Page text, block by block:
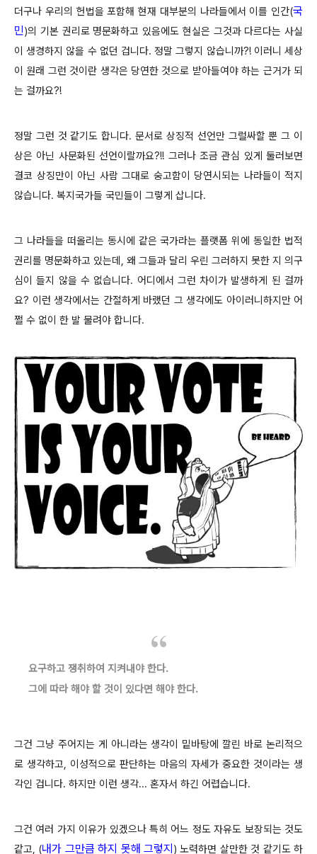
더구나 우리의 헌법을 포함해 현재 대부분의 나라들에서 이를 인간(국
민)의 기본 권리로 명문화하고 있음에도 현실은 그것과 다르다는 사실
이 생경하지 않을 수 없던 겁니다. 정말 그렇지 않습니까?! 이러니 세상
이 원래 그런 것이란 생각은 당연한 것으로 받아들여야 하는 근거가 되
는 걸까요?!
정말 그런 것 같기도 합니다. 문서로 상징적 선언만 그럴싸할 뿐 그 이
상은 아닌 사문화된 선언이랄까요?!! 그러나 조금 관심 있게 둘러보면
결코 상징만이 아닌 사람 그대로 숭고함이 당연시되는 나라들이 적지
않습니다. 복지국가들 국민들이 그렇게 삽니다.
그 나라들을 떠올리는 동시에 같은 국가라는 플랫폼 위에 동일한 법적
권리를 명문화하고 있는데, 왜 그들과 달리 우린 그러하지 못한 지 의구
심이 들지 않을 수 없습니다. 어디에서 그런 차이가 발생하게 된 걸까
요? 이런 생각에서는 간절하게 바랬던 그 생각에도 아이러니하지만 어
쩔 수 없이 한 발 물려야 합니다.
요구하고 쟁취하여 지켜내야 한다.
그에 따라 해야 할 것이 있다면 해야 한다.
그건 그냥 주어지는 게 아니라는 생각이 밑바탕에 깔린 바로 논리적으
로 생각하고, 이성적으로 판단하는 마음의 자세가 중요한 것이라는 생
각인 겁니다. 하지만 이런 생각... 혼자서 하긴 어렵습니다.
그건 여러 가지 이유가 있겠으나 특히 어느 정도 자유도 보장되는 것도
같고, (내가 그만큼 하지 못해 그렇지) 노력하면 살만한 것 같기도 하